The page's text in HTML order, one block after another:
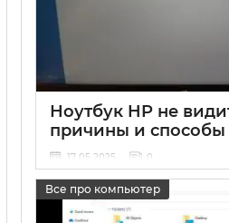
Ноутбук HP не
причины и
17 05 2025 0
Все про компьютер